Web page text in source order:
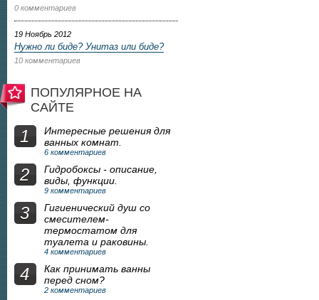
0 комментариев
19 Ноябрь 2012
Нужно ли биде? Унитаз или биде?
10 комментариев
ПОПУЛЯРНОЕ НА
САЙТЕ
1
Интересные решения для
ванных комнат.
6 комментариев
2
Гидробоксы - описание,
виды, функции.
9 комментариев
3
Гигиенический душ со
смесителем-
термостатом для
туалета и раковины.
4 комментариев
4
Как принимать ванны
перед сном?
2 комментариев